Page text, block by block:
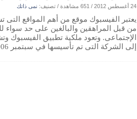
24 أغسطس 2012 / 651 مشاهدة / تصنيف: نمى ذاتك
يعتبر الفيسبوك موقع من أهم المواقع التى
من قبل المراهقين والبالغين على حد سواء
الإجتماعى. وتعود ملكية تطبيق الفيسبوك
إلى الشركة التى تم تأسيسها في سبتمبر 2006.